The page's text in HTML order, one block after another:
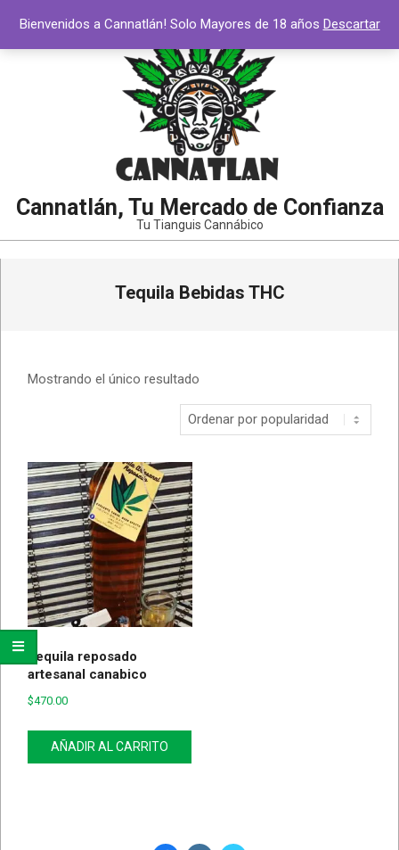
contenido
Cannatlán, Tu Mercado de Confianza
Tu Tianguis Cannábico
Tequila Bebidas THC
Mostrando el único resultado
Tequila reposado
artesanal canabico
$470.00
AÑADIR AL CARRITO
Bienvenidos a Cannatlán! Solo Mayores de 18 años Descartar